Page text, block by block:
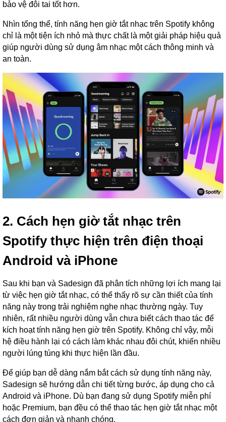
bảo vệ đôi tai tốt hơn.
Nhìn tổng thể, tính năng hẹn giờ tắt nhạc trên Spotify không
chỉ là một tiện ích nhỏ mà thực chất là một giải pháp hiệu quả
giúp người dùng sử dụng âm nhạc một cách thông minh và
an toàn.
2. Cách hẹn giờ tắt nhạc trên
Spotify thực hiện trên điện thoại
Android và iPhone
Sau khi bạn và Sadesign đã phân tích những lợi ích mang lại
từ việc hẹn giờ tắt nhạc, có thể thấy rõ sự cần thiết của tính
năng này trong trải nghiệm nghe nhạc thường ngày. Tuy
nhiên, rất nhiều người dùng vẫn chưa biết cách thao tác để
kích hoạt tính năng hẹn giờ trên Spotify. Không chỉ vậy, mỗi
hệ điều hành lại có cách làm khác nhau đôi chút, khiến nhiều
người lúng túng khi thực hiện lần đầu.
Để giúp bạn dễ dàng nắm bắt cách sử dụng tính năng này,
Sadesign sẽ hướng dẫn chi tiết từng bước, áp dụng cho cả
Android và iPhone. Dù bạn đang sử dụng Spotify miễn phí
hoặc Premium, bạn đều có thể thao tác hẹn giờ tắt nhạc một
cách đơn giản và nhanh chóng.